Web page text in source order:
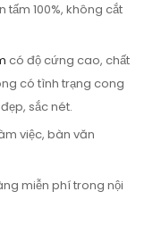
tấm 100%, không cắt
có độ cứng cao, chất
có tình trạng cong
sắc nét.
việc, bàn văn
miễn phí trong nội